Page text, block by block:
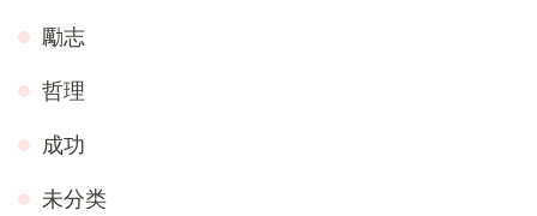
勵志
哲理
成功
未分类